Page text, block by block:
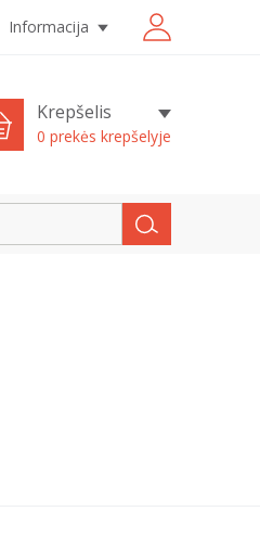
Informacija
Krepšelis
0 prekės krepšelyje